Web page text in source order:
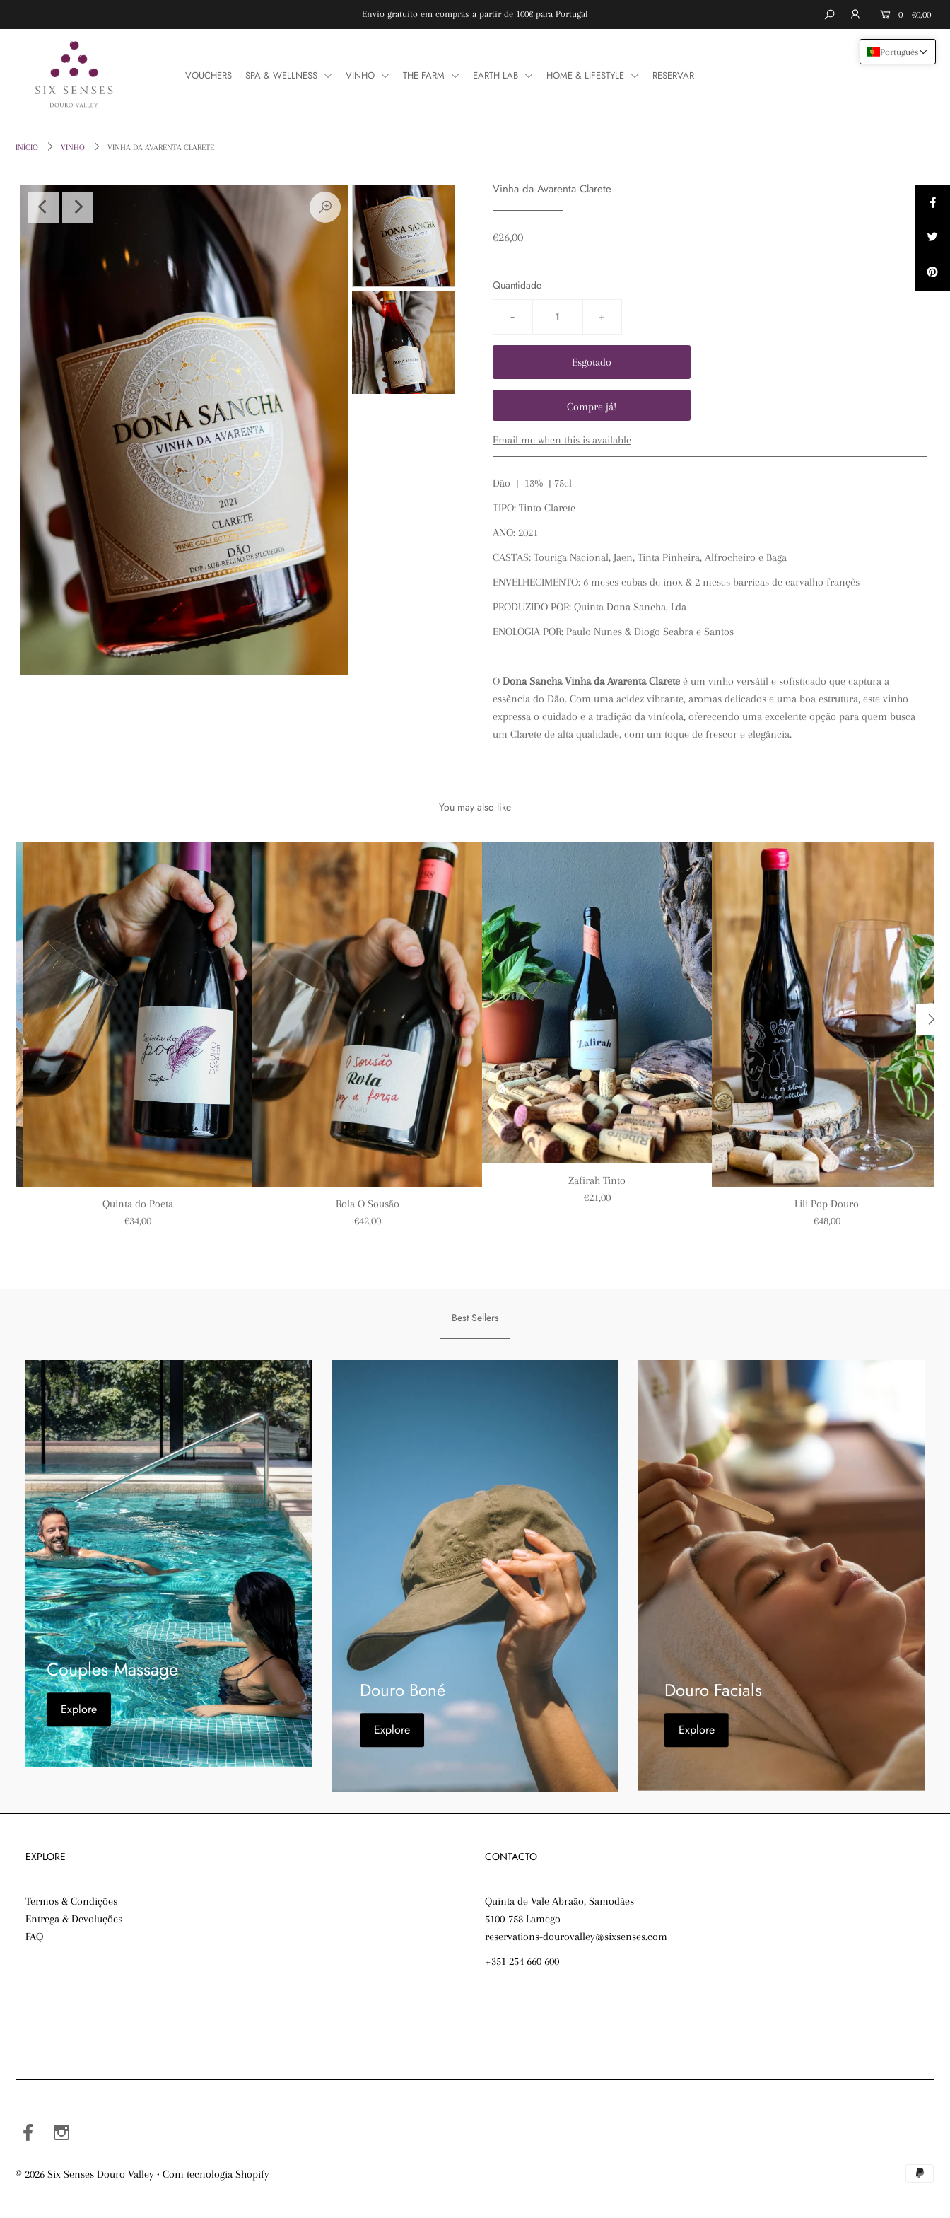
Envio gratuito em compras a partir de 100€ para Portugal 0 €0,00
VOUCHERS SPA & WELLNESS VINHO THE FARM EARTH LAB HOME & LIFESTYLE RESERVAR
INÍCIO VINHO VINHA DA AVARENTA CLARETE
Vinha da Avarenta Clarete
€26,00
Quantidade
- +
Compre já!
Email me when this is available
Dão | 13% | 75cl
TIPO: Tinto Clarete
ANO: 2021
CASTAS: Touriga Nacional, Jaen, Tinta Pinheira, Alfrocheiro e Baga
ENVELHECIMENTO: 6 meses cubas de inox & 2 meses barricas de carvalho françês
PRODUZIDO POR: Quinta Dona Sancha, Lda
ENOLOGIA POR: Paulo Nunes & Diogo Seabra e Santos
O Dona Sancha Vinha da Avarenta Clareteé um vinho versátil e sofisticado que captura a
essência do Dão. Com uma acidez vibrante, aromas delicados e uma boa estrutura, este vinho
expressa o cuidado e a tradição da vinícola, oferecendo uma excelente opção para quem busca
um Clarete de alta qualidade, com um toque de frescor e elegância.
You may also like
Quinta do Poeta
€34,00
Rola O Sousão
€42,00
Zafirah Tinto
€21,00
Lili Pop Douro
€48,00
Best Sellers
Couples Massage
Explore
Douro Boné
Explore
Douro Facials
Explore
EXPLORE
Termos & Condições
Entrega & Devoluções
FAQ
CONTACTO
Quinta de Vale Abraão, Samodães
5100-758 Lamego
reservations-dourovalley@sixsenses.com
+351 254 660 600
© 2026 Six Senses Douro Valley • Com tecnologia Shopify
VOUCHERS
SPA & WELLNESS
THE FARM
EARTH LAB
HOME & LIFESTYLE
RESERVAR
Entre ou crie uma conta
Português